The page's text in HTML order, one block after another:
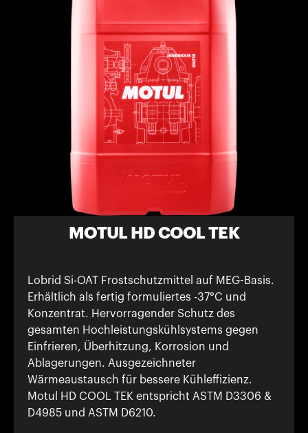
MOTUL HD COOL TEK
Lobrid Si-OAT Frostschutzmittel auf MEG-Basis.
Erhältlich als fertig formuliertes -37°C und
Konzentrat. Hervorragender Schutz des
gesamten Hochleistungskühlsystems gegen
Einfrieren, Überhitzung, Korrosion und
Ablagerungen. Ausgezeichneter
Wärmeaustausch für bessere Kühleffizienz.
Motul HD COOL TEK entspricht ASTM D3306 &
D4985 und ASTM D6210.